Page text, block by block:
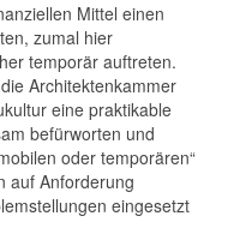
Mittel einen
zumal hier
temporär auftreten.
Architektenkammer
eine praktikable
befürworten und
oder temporären“
auf Anforderung
eingesetzt